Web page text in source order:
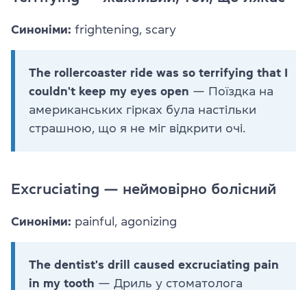
Синоніми: frightening, scary
The rollercoaster ride was so terrifying that I
couldn't keep my eyes open — Поїздка на
американських гірках була настільки
страшною, що я не міг відкрити очі.
Excruciating — неймовірно болісний
Синоніми: painful, agonizing
The dentist's drill caused excruciating pain
in my tooth — Дриль у стоматолога